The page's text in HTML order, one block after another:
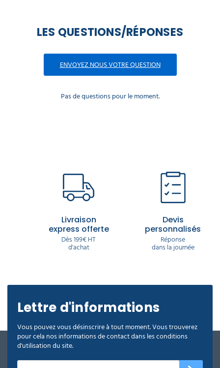
LES QUESTIONS/RÉPONSES
ENVOYEZ NOUS VOTRE QUESTION
Pas de questions pour le moment.
Livraison
express offerte
Dès 199€ HT
d'achat
Devis
personnalisés
Réponse
dans la journée
Lettre d'informations
Vous pouvez vous désinscrire à tout moment. Vous trouverez
pour cela nos informations de contact dans les conditions
d'utilisation du site.